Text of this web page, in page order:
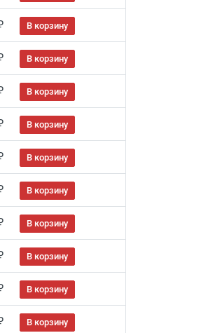
В корзину
В корзину
В корзину
В корзину
В корзину
В корзину
В корзину
В корзину
В корзину
В корзину